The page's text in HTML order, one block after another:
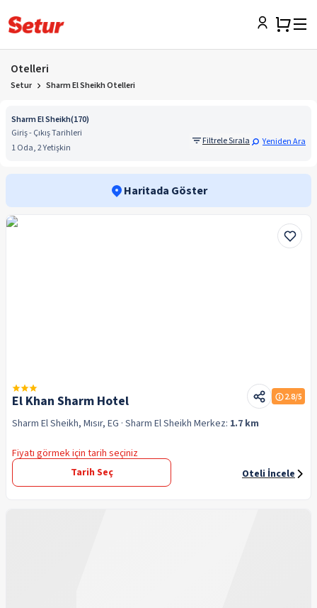
Otelleri
Setur Sharm El Sheikh Otelleri
Sharm El Sheikh(170)
Giriş - Çıkış Tarihleri
1 Oda, 2 Yetişkin
Filtrele Sırala Yeniden Ara
Haritada Göster
El Khan Sharm Hotel 2.8/5
Sharm El Sheikh, Mısır, EG · Sharm El Sheikh Merkez: 1.7 km
Fiyatı görmek için tarih seçiniz
Tarih Seç
Oteli İncele